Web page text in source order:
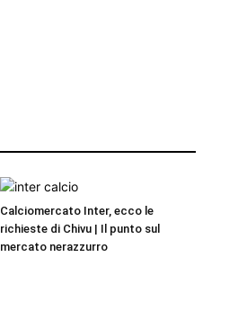
Calciomercato Inter, ecco le
richieste di Chivu | Il punto sul
mercato nerazzurro